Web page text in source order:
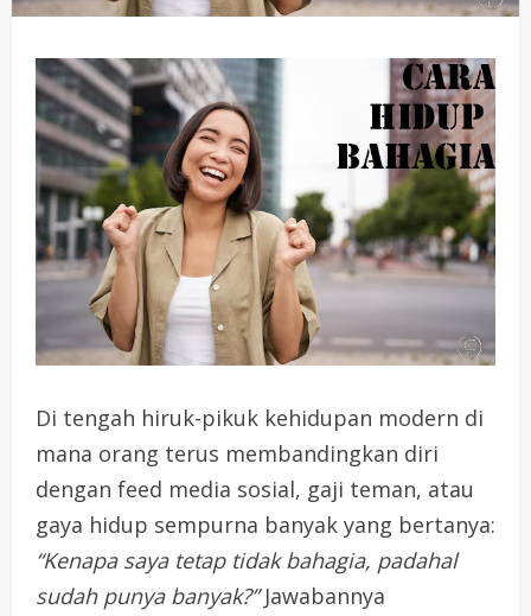
Di tengah hiruk-pikuk kehidupan modern di
mana orang terus membandingkan diri
dengan feed media sosial, gaji teman, atau
gaya hidup sempurna banyak yang bertanya:
“Kenapa saya tetap tidak bahagia, padahal
sudah punya banyak?”Jawabannya